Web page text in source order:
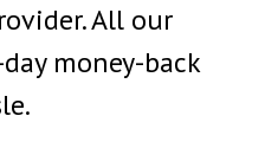
All our
money-back